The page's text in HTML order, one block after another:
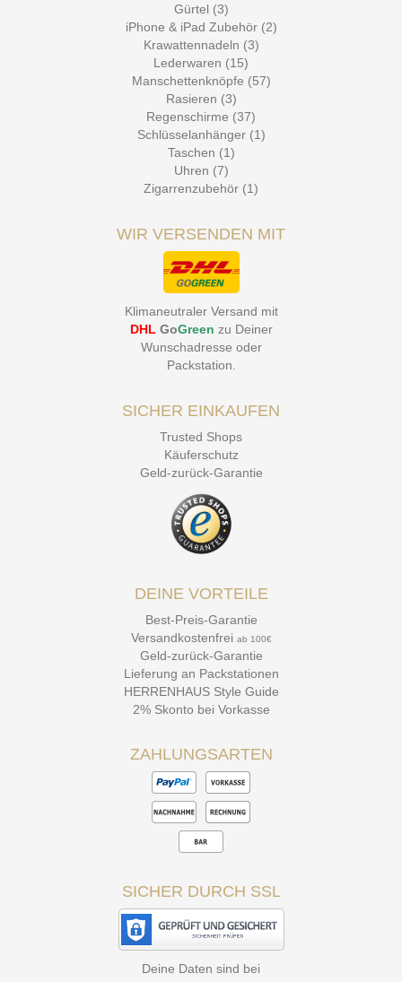
Gürtel (3)
iPhone & iPad Zubehör (2)
Krawattennadeln (3)
Lederwaren (15)
Manschettenknöpfe (57)
Rasieren (3)
Regenschirme (37)
Schlüsselanhänger (1)
Taschen (1)
Uhren (7)
Zigarrenzubehör (1)
WIR VERSENDEN MIT
Klimaneutraler Versand mit
DHL GoGreen zu Deiner
Wunschadresse oder
Packstation.
SICHER EINKAUFEN
Trusted Shops
Käuferschutz
Geld-zurück-Garantie
DEINE VORTEILE
Best-Preis-Garantie
Versandkostenfrei ab 100€
Geld-zurück-Garantie
Lieferung an Packstationen
HERRENHAUS Style Guide
2% Skonto bei Vorkasse
ZAHLUNGSARTEN
SICHER DURCH SSL
Deine Daten sind bei